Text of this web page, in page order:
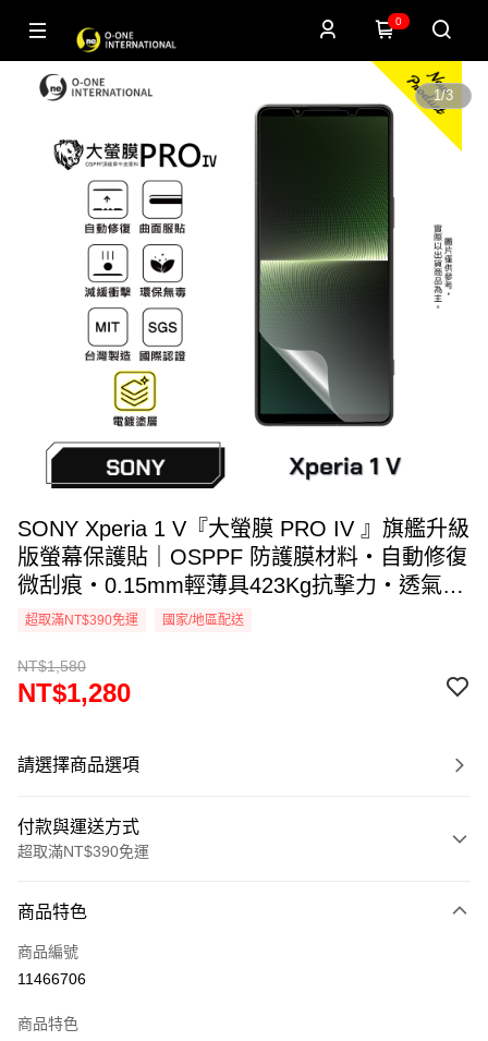
0
1/3
SONY Xperia 1 V『大螢膜 PRO IV 』旗艦升級
版螢幕保護貼｜OSPPF 防護膜材料・自動修復
微刮痕・0.15mm輕薄具423Kg抗擊力・透氣散
熱｜全新膜面鍍層裸機觸感. DIY貼合專利 ｜
超取滿NT$390免運 國家/地區配送
NT$1,580
NT$1,280
請選擇商品選項
付款與運送方式
超取滿NT$390免運
信用卡一次付款
超商取貨付款
運送方式
商品特色
商品編號
11466706
商品特色